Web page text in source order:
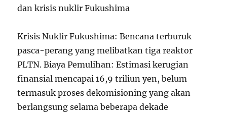
dan krisis nuklir Fukushima
Krisis Nuklir Fukushima: Bencana terburuk
pasca-perang yang melibatkan tiga reaktor
PLTN. Biaya Pemulihan: Estimasi kerugian
finansial mencapai 16,9 triliun yen, belum
termasuk proses dekomisioning yang akan
berlangsung selama beberapa dekade